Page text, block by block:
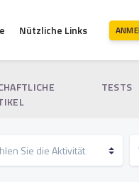
Nützliche Links
TESTS